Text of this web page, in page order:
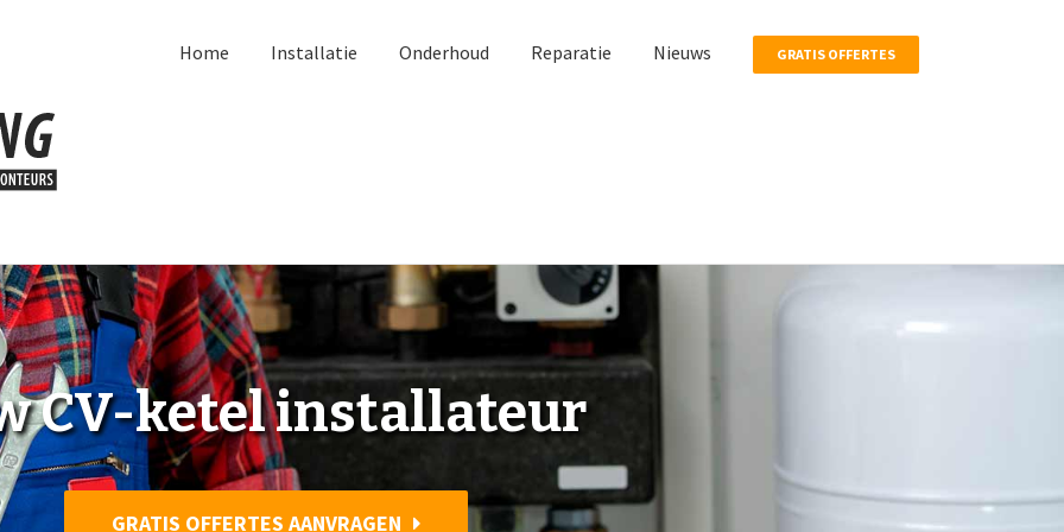
Home Installatie Onderhoud Reparatie Nieuws GRATIS OFFERTES
CV-ketel installateur
GRATIS OFFERTES AANVRAGEN